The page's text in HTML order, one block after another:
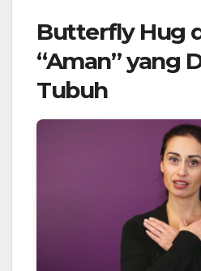
Butterfly Hug
“Aman” yang
Tubuh